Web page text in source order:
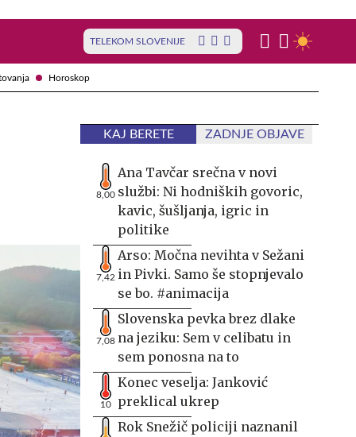
Horoskop
TELEKOM SLOVENIJE
KAJ BERETE ZADNJE OBJAVE
8,00
Ana Tavčar srečna v novi
službi: Ni hodniških govoric,
kavic, šušljanja, igric in
politike
7,42
Arso: Močna nevihta v Sežani
in Pivki. Samo še stopnjevalo
se bo. #animacija
7,08
Slovenska pevka brez dlake
na jeziku: Sem v celibatu in
sem ponosna na to
10
Konec veselja: Janković
preklical ukrep
Rok Snežič policiji naznanil